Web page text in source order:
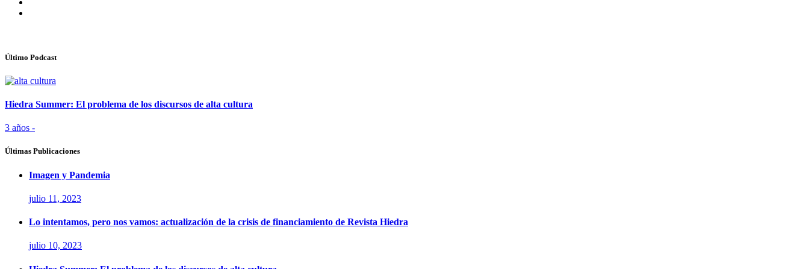
Último Podcast
Hiedra Summer: El problema de los discursos de alta cultura
3 años -
Últimas Publicaciones
Imagen y Pandemia
julio 11, 2023
Lo intentamos, pero nos vamos: actualización de la crisis de financiamiento de Revista Hiedra
julio 10, 2023